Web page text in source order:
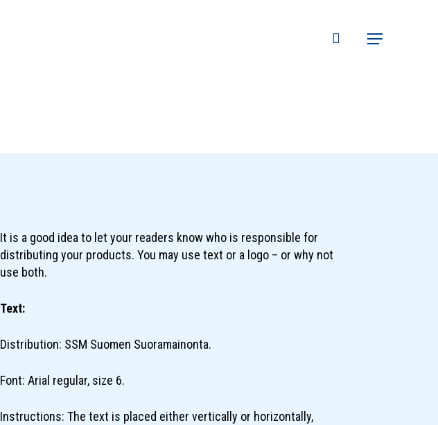
Menu
search
It is a good idea to let your readers know who is responsible for
distributing your products. You may use text or a logo – or why not
use both.
Text:
Distribution: SSM Suomen Suoramainonta.
Font: Arial regular, size 6.
Instructions: The text is placed either vertically or horizontally,